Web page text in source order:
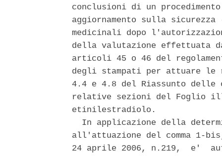
conclusioni di un
aggiornamento sulla
medicinali dopo
della valutazione effettuata
articoli 45 o 46 del
degli stampati per attuare le
4.4 e 4.8 del Riassunto
relative sezioni del Foglio
etinilestradiolo.
In applicazione della
all'attuazione del comma 1-
24 aprile 2006, n.219,  e'